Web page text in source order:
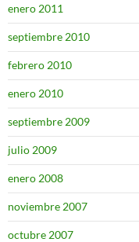
enero 2011
septiembre 2010
febrero 2010
enero 2010
septiembre 2009
julio 2009
enero 2008
noviembre 2007
octubre 2007